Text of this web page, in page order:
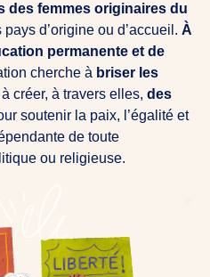
des femmes originaires du
pays d’origine ou d’accueil. À
permanente et de
cherche à briser les
à créer, à travers elles, des
soutenir la paix, l’égalité et
de toute
ou religieuse.